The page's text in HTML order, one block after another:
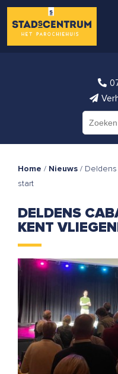
Home / Nieuws /
start
DELDENS
KENT